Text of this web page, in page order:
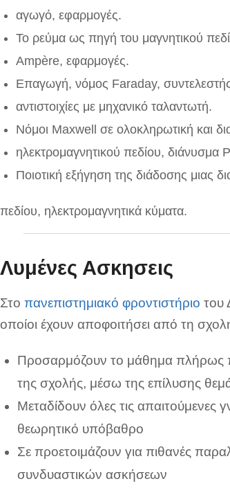
αγωγό, εφαρμογές.
Το ρεύμα ως πηγή του μαγνητικού
Ampère, εφαρμογές.
Επαγωγή, νόμος Faraday,
αντιστοιχίες με μηχανικό ταλαντωτή.
Νόμοι Maxwell σε ολοκληρωτική και
ηλεκτρομαγνητικού πεδίου, διάνυσμα
Ποιοτική εξήγηση της διάδοσης μιας
πεδίου, ηλεκτρομαγνητικά κύματα.
Λυμένες Ασκησεις
Στο πανεπιστημιακό φροντιστήριο του
οποίοι έχουν αποφοιτήσει από τη
Προσαρμόζουν το μάθημα πλήρως
της σχολής, μέσω της επίλυσης
Μεταδίδουν όλες τις απαιτούμενες
θεωρητικό υπόβαθρο
Σε προετοιμάζουν για πιθανές
συνδυαστικών ασκήσεων